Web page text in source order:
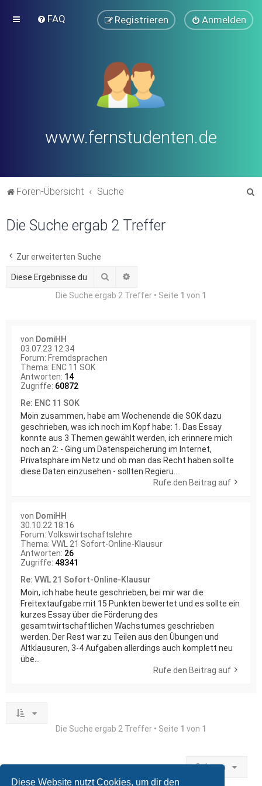
Diese Website nutzt Cookies, um dir den
FAQ Anmelden
Registrieren
www.fernstudenten.de
Foren-Übersicht Suche
Die Suche ergab 2 Treffer
Zur erweiterten Suche
Suche
Die Suche ergab 2 Treffer • Seite 1 von 1
von DomiHH
03.07.23 12:34
Forum: Fremdsprachen
Thema: ENC 11 SOK
Antworten: 14
Zugriffe: 60872
Re: ENC 11 SOK
Moin zusammen, habe am Wochenende die SOK dazu
geschrieben, was ich noch im Kopf habe: 1. Das Essay
konnte aus 3 Themen gewählt werden, ich erinnere mich
noch an 2: - Ging um Datenspeicherung im Internet,
Privatsphäre im Netz und ob man das Recht haben sollte
diese Daten einzusehen - sollten Regieru...
Rufe den Beitrag auf
von DomiHH
30.10.22 18:16
Forum: Volkswirtschaftslehre
Thema: VWL 21 Sofort-Online-Klausur
Antworten: 26
Zugriffe: 48341
Re: VWL 21 Sofort-Online-Klausur
Moin, ich habe heute geschrieben, bei mir war die
Freitextaufgabe mit 15 Punkten bewertet und es sollte ein
kurzes Essay über die Förderung des
gesamtwirtschaftlichen Wachstumes geschrieben
werden. Der Rest war zu Teilen aus den Übungen und
Altklausuren, 3-4 Aufgaben allerdings auch komplett neu
übe...
Rufe den Beitrag auf
Die Suche ergab 2 Treffer • Seite 1 von 1
Gehe zu